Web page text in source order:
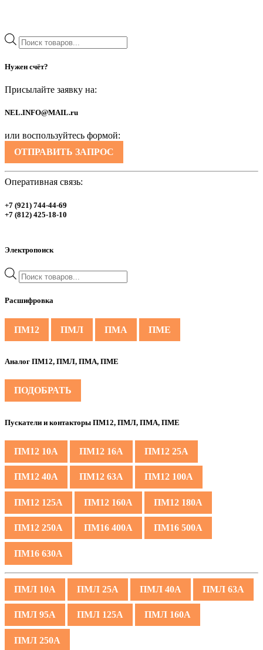
Поиск
товаров
Нужен счёт?
Присылайте заявку на:
NEL.INFO@MAIL.ru
или воспользуйтесь формой:
ОТПРАВИТЬ ЗАПРОС
Оперативная связь:
+7 (921) 744-44-69
+7 (812) 425-18-10
Электропоиск
Поиск
товаров
Расшифровка
ПМ12 ПМЛ ПМА ПМЕ
Аналог ПМ12, ПМЛ, ПМА, ПМЕ
ПОДОБРАТЬ
Пускатели и контакторы ПМ12, ПМЛ, ПМА, ПМЕ
ПМ12 10А ПМ12 16А ПМ12 25А
ПМ12 40А ПМ12 63А ПМ12 100А
ПМ12 125А ПМ12 160А ПМ12 180А
ПМ12 250А ПМ16 400А ПМ16 500А
ПМ16 630А
ПМЛ 10А ПМЛ 25А ПМЛ 40А ПМЛ 63А
ПМЛ 95А ПМЛ 125А ПМЛ 160А
ПМЛ 250А